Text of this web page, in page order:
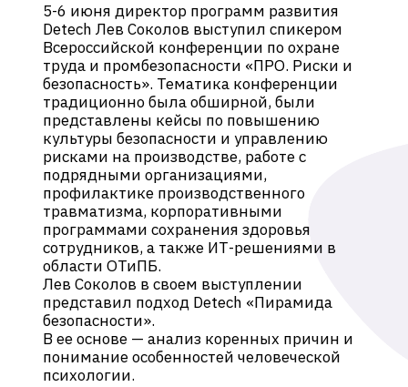
5-6 июня директор программ развития
Detech Лев Соколов выступил спикером
Всероссийской конференции по охране
труда и промбезопасности «ПРО. Риски и
безопасность». Тематика конференции
традиционно была обширной, были
представлены кейсы по повышению
культуры безопасности и управлению
рисками на производстве, работе с
подрядными организациями,
профилактике производственного
травматизма, корпоративными
программами сохранения здоровья
сотрудников, а также ИТ-решениями в
области ОТиПБ.
Лев Соколов в своем выступлении
представил подход Detech «Пирамида
безопасности».
В ее основе — анализ коренных причин и
понимание особенностей человеческой
психологии.